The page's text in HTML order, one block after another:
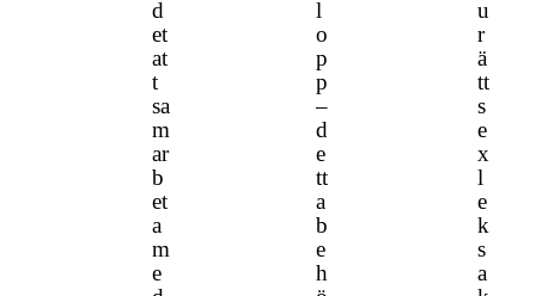
d
et
at
t
sa
m
ar
b
et
a
m
e
l
o
p
p
–
d
e
tt
a
b
e
h
u
r
ä
tt
s
e
x
l
e
k
s
a